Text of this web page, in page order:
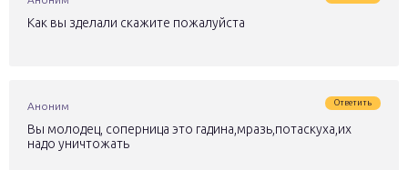
Как вы зделали скажите пожалуйста
Аноним Ответить
Вы молодец, соперница это гадина,мразь,потаскуха,их
надо уничтожать